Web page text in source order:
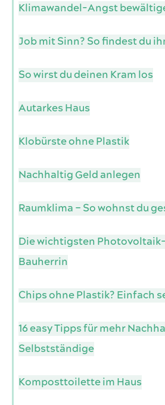
Klimawandel-Angst
Job mit Sinn? So findest du
So wirst du deinen Kram los
Autarkes Haus
Klobürste ohne Plastik
Nachhaltig Geld anlegen
Raumklima – So wohnst du
Die wichtigsten
Bauherrin
Chips ohne Plastik? Einfach
16 easy Tipps für mehr
Selbstständige
Komposttoilette im Haus